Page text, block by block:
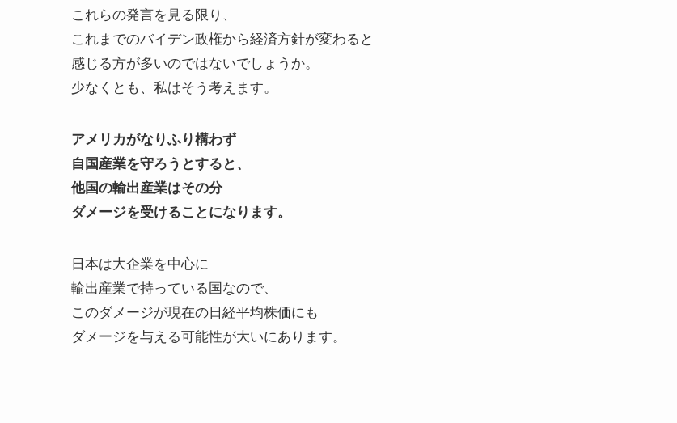
これらの発言を見る限り、
これまでのバイデン政権から経済方針が変わると
感じる方が多いのではないでしょうか。
少なくとも、私はそう考えます。
アメリカがなりふり構わず
自国産業を守ろうとすると、
他国の輸出産業はその分
ダメージを受けることになります。
日本は大企業を中心に
輸出産業で持っている国なので、
このダメージが現在の日経平均株価にも
ダメージを与える可能性が大いにあります。